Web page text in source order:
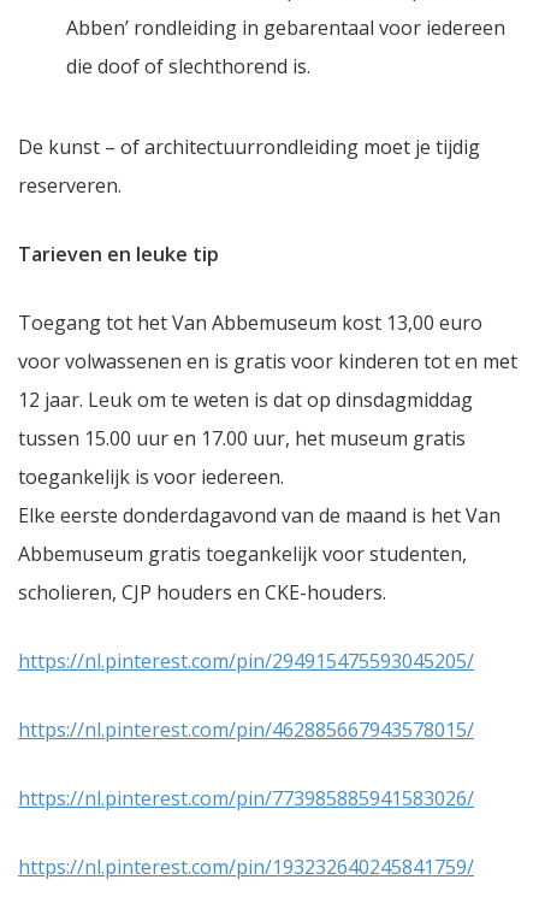
Abben’ rondleiding in gebarentaal voor iedereen
die doof of slechthorend is.
De kunst – of architectuurrondleiding moet je tijdig
reserveren.
Tarieven en leuke tip
Toegang tot het Van Abbemuseum kost 13,00 euro
voor volwassenen en is gratis voor kinderen tot en met
12 jaar. Leuk om te weten is dat op dinsdagmiddag
tussen 15.00 uur en 17.00 uur, het museum gratis
toegankelijk is voor iedereen.
Elke eerste donderdagavond van de maand is het Van
Abbemuseum gratis toegankelijk voor studenten,
scholieren, CJP houders en CKE-houders.
https://nl.pinterest.com/pin/294915475593045205/
https://nl.pinterest.com/pin/462885667943578015/
https://nl.pinterest.com/pin/773985885941583026/
https://nl.pinterest.com/pin/193232640245841759/